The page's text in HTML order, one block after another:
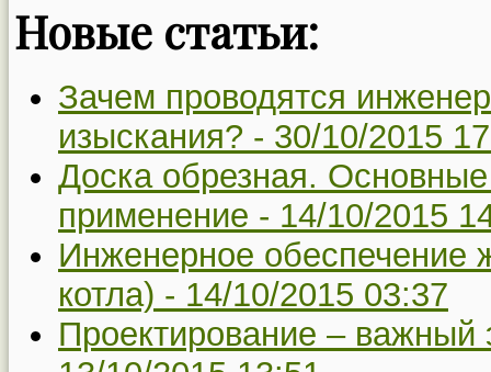
Новые статьи:
Зачем проводятся
изыскания? - 30/10/2015
Доска обрезная. Основные
применение - 14/10/2015
Инженерное обеспечение
котла) - 14/10/2015 03:37
Проектирование – важный